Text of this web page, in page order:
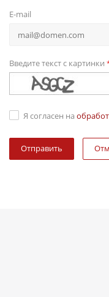
E-mail
Введите текст с картинки
Я согласен на